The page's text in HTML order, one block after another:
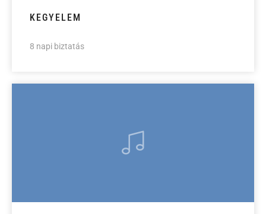
KEGYELEM
8 napi biztatás